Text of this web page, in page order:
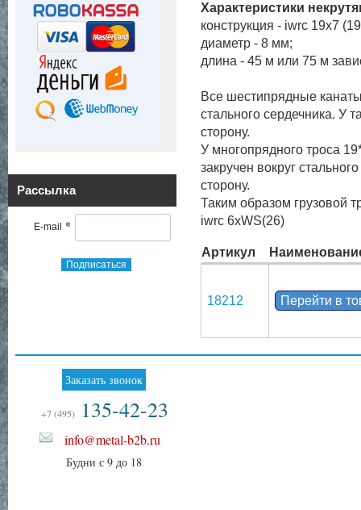
Рассылка
E-mail *
Подписаться
Характеристики
конструкция - iwrc 19x7
диаметр - 8 мм;
длина - 45 м или 75 м
Все шестипрядные
стального сердечника. У
сторону.
У многопрядного троса
закручен вокруг
сторону.
Таким образом грузовой
iwrc 6xWS(26)
Артикул
18212 Перейти в
Заказать звонок
+7 (495) 135-42-23
info@metal-b2b.ru
Будни с 9 до 18